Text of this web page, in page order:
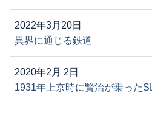
2022年3月20日
異界に通じる鉄道
2020年2月 2日
1931年上京時に賢治が乗った